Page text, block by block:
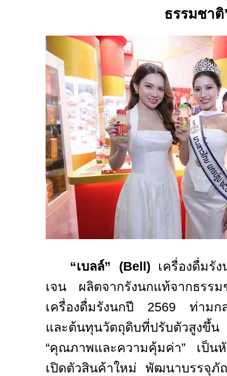
ธรรมชาติ
“เบลล์” (Bell)
เครื่องดื่มรั
เจน ผลิตจากรังนกแท้จากธรร
เครื่องดื่มรังนกปี 2569 ท่ามก
และต้นทุนวัตถุดิบที่ปรับตัวสูง
“คุณภาพและความคุ้มค่า” เป็น
เปิดตัวสินค้าใหม่ พัฒนาบรรจุ